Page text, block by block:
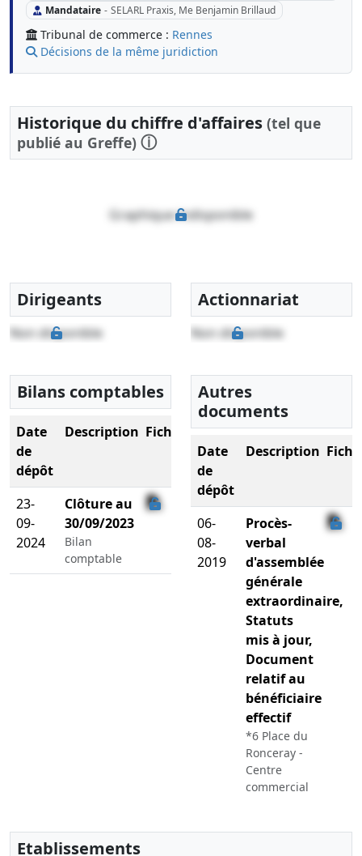
Mandataire - SELARL Praxis, Me Benjamin Brillaud
Tribunal de commerce : Rennes
Décisions de la même juridiction
Historique du chiffre d'affaires (tel que
publié au Greffe) ⓘ
Graphique indisponible
Dirigeants
Non disponible
Actionnariat
Non disponible
Bilans comptables
Date
de
dépôt
Description Fichier
23-
09-
2024
Clôture au
30/09/2023
Bilan
comptable
Autres
documents
Date
de
dépôt
Description
06-
08-
2019
Procès-
verbal
d'assemblée
générale
extraordinaire,
Statuts
mis à jour,
Document
relatif au
bénéficiaire
effectif
*6 Place du
Ronceray -
Centre
commercial
Rennes ,
Etablissements